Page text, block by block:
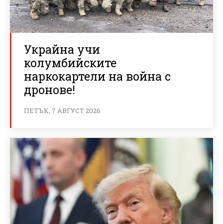
Украйна учи
колумбийските
наркокартели на война с
дронове!
ПЕТЪК, 7 АВГУСТ 2026